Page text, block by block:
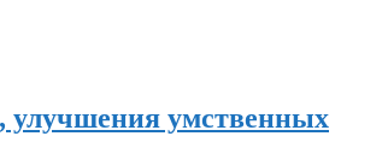
улучшения умственных